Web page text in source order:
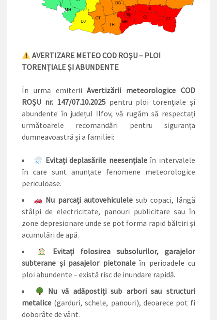
AVERTIZARE METEO COD ROȘU – PLOI
TORENȚIALE ȘI ABUNDENTE
În urma emiteriiAvertizării meteorologice COD
ROȘU nr. 147/07.10.2025pentru ploi torențiale și
abundente în județul Ilfov, vă rugăm să respectați
următoarele recomandări pentru siguranța
dumneavoastră și a familiei:
Evitați deplasările neesențialeîn intervalele
în care sunt anunțate fenomene meteorologice
periculoase.
Nu parcați autovehiculelesub copaci, lângă
stâlpi de electricitate, panouri publicitare sau în
zone depresionare unde se pot forma rapid băltiri și
acumulări de apă.
Evitați folosirea subsolurilor, garajelor
subterane și pasajelor pietonaleîn perioadele cu
ploi abundente – există risc de inundare rapidă.
Nu vă adăpostiți sub arbori sau structuri
metalice (garduri, schele, panouri), deoarece pot fi
doborâte de vânt.